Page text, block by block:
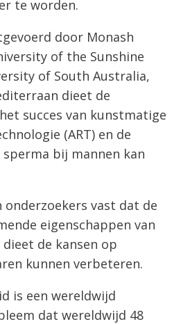
te worden.
door Monash
of the Sunshine
of South Australia,
dieet de
succes van kunstmatige
(ART) en de
bij mannen kan
onderzoekers vast dat de
eigenschappen van
de kansen op
kunnen verbeteren.
is een wereldwijd
dat wereldwijd 48